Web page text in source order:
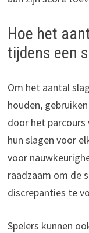
Hoe het
tijdens een
Om het aantal
houden,
door het
hun slagen voor
voor
raadzaam om de
discrepanties te
Spelers kunnen